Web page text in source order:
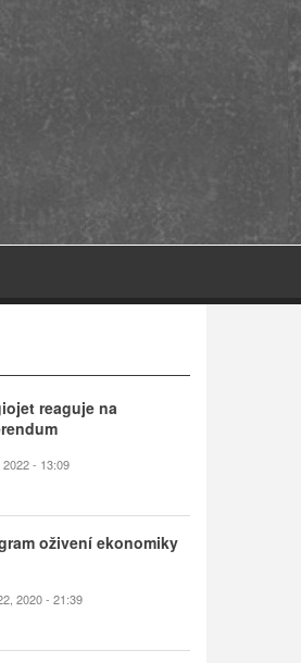
reaguje na
2022 - 13:09
oživení ekonomiky
2020 - 21:39